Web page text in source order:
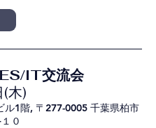
IT交流会
木)
ル1階, 〒277-0005 千葉県柏市
０